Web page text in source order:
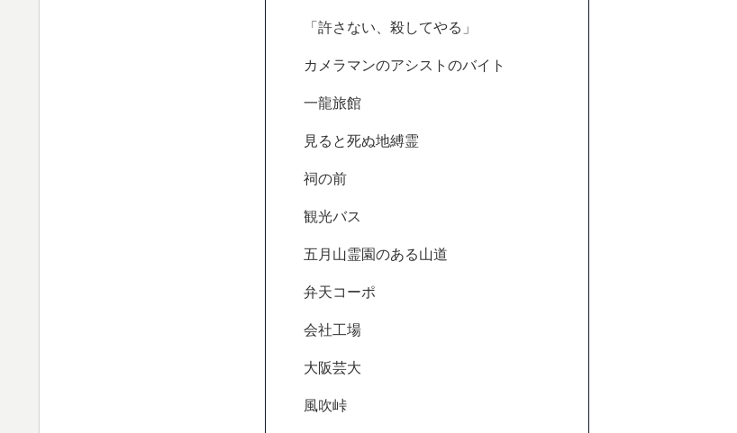
「許さない、殺してやる」
カメラマンのアシストのバイト
一龍旅館
見ると死ぬ地縛霊
祠の前
観光バス
五月山霊園のある山道
弁天コーポ
会社工場
大阪芸大
風吹峠